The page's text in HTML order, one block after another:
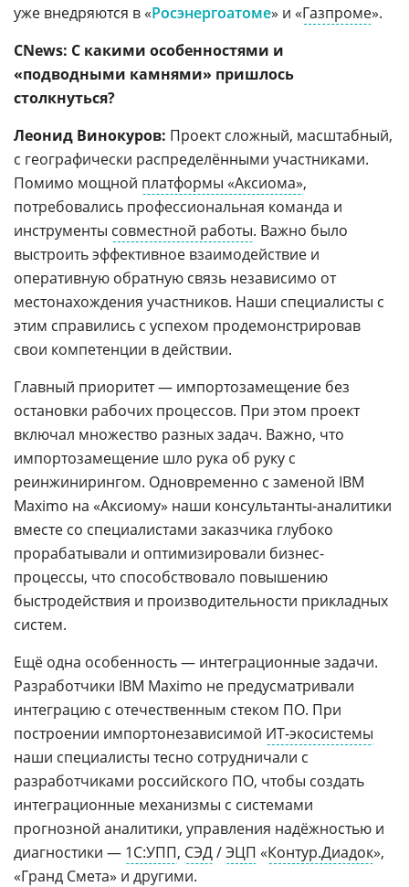
уже внедряются в «Росэнергоатоме» и «Газпроме».
CNews: С какими особенностями и
«подводными камнями» пришлось
столкнуться?
Леонид Винокуров: Проект сложный, масштабный,
с географически распределёнными участниками.
Помимо мощной платформы «Аксиома»,
потребовались профессиональная команда и
инструменты совместной работы. Важно было
выстроить эффективное взаимодействие и
оперативную обратную связь независимо от
местонахождения участников. Наши специалисты с
этим справились с успехом продемонстрировав
свои компетенции в действии.
Главный приоритет — импортозамещение без
остановки рабочих процессов. При этом проект
включал множество разных задач. Важно, что
импортозамещение шло рука об руку с
реинжинирингом. Одновременно с заменой IBM
Maximo на «Аксиому» наши консультанты-аналитики
вместе со специалистами заказчика глубоко
прорабатывали и оптимизировали бизнес-
процессы, что способствовало повышению
быстродействия и производительности прикладных
систем.
Ещё одна особенность — интеграционные задачи.
Разработчики IBM Maximo не предусматривали
интеграцию с отечественным стеком ПО. При
построении импортонезависимой ИТ-экосистемы
наши специалисты тесно сотрудничали с
разработчиками российского ПО, чтобы создать
интеграционные механизмы с системами
прогнозной аналитики, управления надёжностью и
диагностики — 1С:УПП, СЭД/ЭЦП «Контур.Диадок»,
«Гранд Смета» и другими.